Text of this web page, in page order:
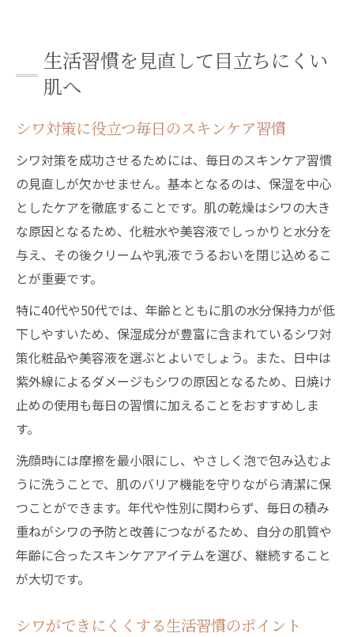
生活習慣を見直して目立ちにくい
肌へ
シワ対策に役立つ毎日のスキンケア習慣
シワ対策を成功させるためには、毎日のスキンケア習慣
の見直しが欠かせません。基本となるのは、保湿を中心
としたケアを徹底することです。肌の乾燥はシワの大き
な原因となるため、化粧水や美容液でしっかりと水分を
与え、その後クリームや乳液でうるおいを閉じ込めるこ
とが重要です。
特に40代や50代では、年齢とともに肌の水分保持力が低
下しやすいため、保湿成分が豊富に含まれているシワ対
策化粧品や美容液を選ぶとよいでしょう。また、日中は
紫外線によるダメージもシワの原因となるため、日焼け
止めの使用も毎日の習慣に加えることをおすすめしま
す。
洗顔時には摩擦を最小限にし、やさしく泡で包み込むよ
うに洗うことで、肌のバリア機能を守りながら清潔に保
つことができます。年代や性別に関わらず、毎日の積み
重ねがシワの予防と改善につながるため、自分の肌質や
年齢に合ったスキンケアアイテムを選び、継続すること
が大切です。
シワができにくくする生活習慣のポイント